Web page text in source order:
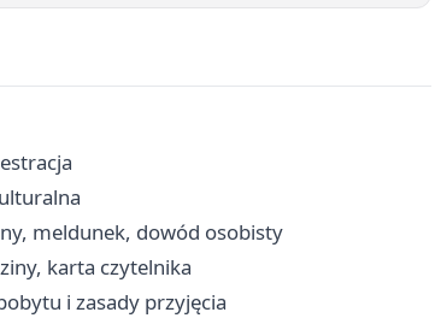
meldunek, dowód osobisty
karta czytelnika
i zasady przyjęcia